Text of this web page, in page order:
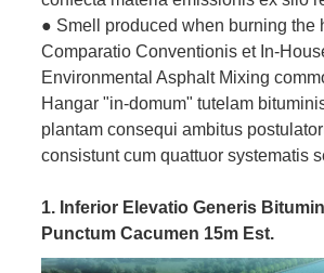
● Smell produced when burning the
Comparatio Conventionis et In-
Environmental Asphalt Mixing
Hangar "in-domum" tutelam
plantam consequi ambitus
consistunt cum quattuor systematis
1. Inferior Elevatio Generis
Punctum Cacumen 15m Est.